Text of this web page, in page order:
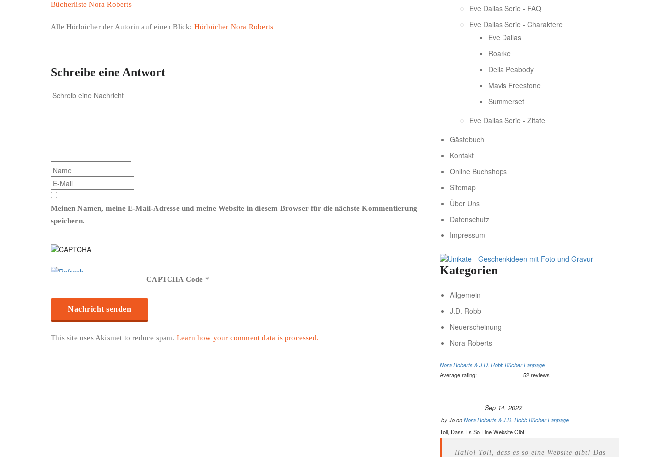
Bücherliste Nora Roberts
Alle Hörbücher der Autorin auf einen Blick: Hörbücher Nora Roberts
Schreibe eine Antwort
Meinen Namen, meine E-Mail-Adresse und meine Website in diesem Browser für die nächste Kommentierung
speichern.
CAPTCHA Code *
This site uses Akismet to reduce spam. Learn how your comment data is processed.
Eve Dallas Serie - FAQ
Eve Dallas Serie - Charaktere
Eve Dallas
Roarke
Delia Peabody
Mavis Freestone
Summerset
Eve Dallas Serie - Zitate
Gästebuch
Kontakt
Online Buchshops
Sitemap
Über Uns
Datenschutz
Impressum
Kategorien
Allgemein
J.D. Robb
Neuerscheinung
Nora Roberts
Nora Roberts & J.D. Robb Bücher Fanpage
Average rating:
52 reviews
Sep 14, 2022
byJoonNora Roberts & J.D. Robb Bücher Fanpage
Toll, Dass Es So Eine Website Gibt!
Hallo! Toll, dass es so eine Website gibt! Das